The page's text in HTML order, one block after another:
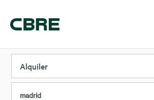
Alquiler
madrid